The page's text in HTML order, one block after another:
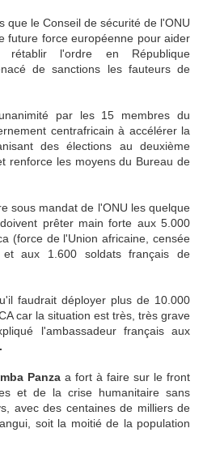
que le Conseil de sécurité de l'ONU
future force européenne pour aider
l'ordre en République
de sanctions les fauteurs de
par les 15 membres du
centrafricain à accélérer la
des élections au deuxième
renforce les moyens du Bureau de
sous mandat de l'ONU les quelque
prêter main forte aux 5.000
(force de l'Union africaine, censée
aux 1.600 soldats français de
faudrait déployer plus de 10.000
car la situation est très, très grave
l'ambassadeur français aux
Panza a fort à faire sur le front
et de la crise humanitaire sans
avec des centaines de milliers de
soit la moitié de la population